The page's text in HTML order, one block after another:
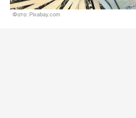
Фото: Pixabay.com